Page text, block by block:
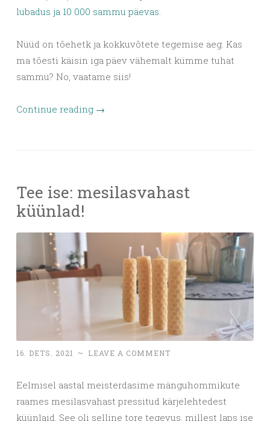
lubadus ja 10 000 sammu päevas
Nüüd on tõehetk ja kokkuvõtete tegemise aeg. Kas
ma tõesti käisin iga päev vähemalt kümme tuhat
sammu? No, vaatame siis!
Continue reading →
Tee ise: mesilasvahast
küünlad!
16. DETS. 2021 ~ LEAVE A COMMENT
Eelmisel aastal meisterdasime mänguhommikute
raames mesilasvahast pressitud kärjelehtedest
küünlaid. See oli selline tore tegevus, millest laps ise